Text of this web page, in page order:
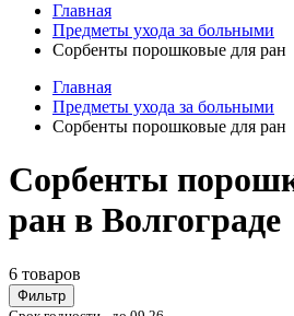
Главная
Предметы ухода за больными
Сорбенты порошковые для ран
Главная
Предметы ухода за больными
Сорбенты порошковые для ран
Сорбенты
ран в Волгограде
6 товаров
Фильтр